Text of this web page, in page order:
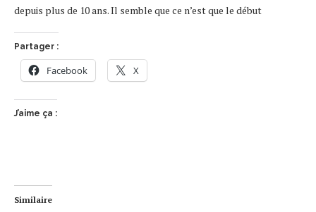
depuis plus de 10 ans. Il semble que ce n’est que le début
Partager :
Facebook X
J’aime ça :
Similaire